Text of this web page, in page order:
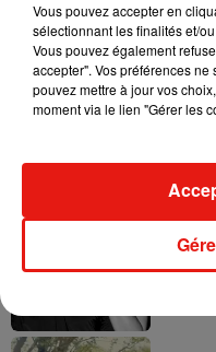
Musique
Julien
dans
Vous pouvez accepter en
sélectionnant les finalités et/
Vous pouvez également
accepter". Vos préférences
pouvez mettre à jour vos
moment via le lien "Gérer les